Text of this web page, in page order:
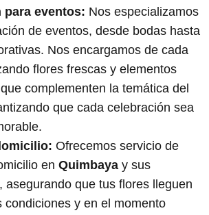
para eventos: Nos especializamos
de eventos, desde bodas hasta
Nos encargamos de cada
flores frescas y elementos
complementen la temática del
que cada celebración sea
Ofrecemos servicio de
en Quimbaya y sus
asegurando que tus flores lleguen
condiciones y en el momento